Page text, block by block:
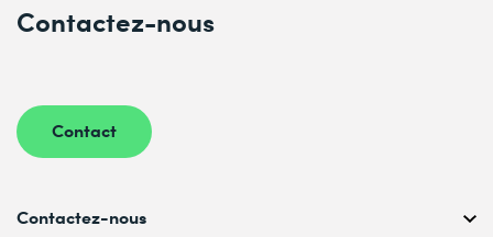
Contactez-nous
Contact
Contactez-nous